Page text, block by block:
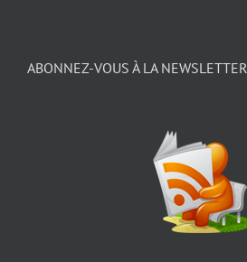
ABONNEZ-VOUS À LA NEWSLETTER